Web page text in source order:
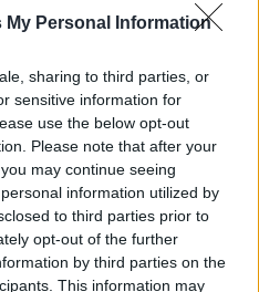
My Personal Information
sharing to third parties, or
sensitive information for
use the below opt-out
Please note that after your
may continue seeing
information utilized by
to third parties prior to
opt-out of the further
by third parties on the
This information may